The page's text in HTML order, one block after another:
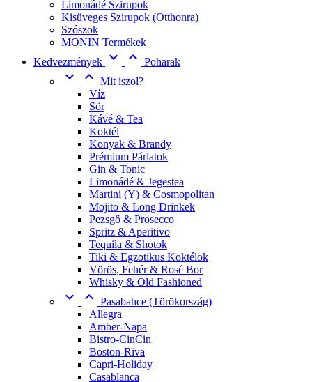
Limonádé Szirupok
Kisüveges Szirupok (Otthonra)
Szószok
MONIN Termékek
Kedvezmények   Poharak
  Mit iszol?
Víz
Sör
Kávé & Tea
Koktél
Konyak & Brandy
Prémium Párlatok
Gin & Tonic
Limonádé & Jegestea
Martini (Y) & Cosmopolitan
Mojito & Long Drinkek
Pezsgő & Prosecco
Spritz & Aperitivo
Tequila & Shotok
Tiki & Egzotikus Koktélok
Vörös, Fehér & Rosé Bor
Whisky & Old Fashioned
  Pasabahce (Törökország)
Allegra
Amber-Napa
Bistro-CinCin
Boston-Riva
Capri-Holiday
Casablanca